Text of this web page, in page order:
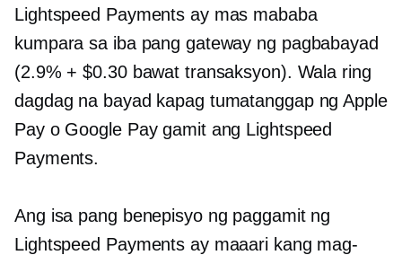
Lightspeed Payments ay mas mababa
kumpara sa iba pang gateway ng pagbabayad
(2.9% + $0.30 bawat transaksyon). Wala ring
dagdag na bayad kapag tumatanggap ng Apple
Pay o Google Pay gamit ang Lightspeed
Payments.
Ang isa pang benepisyo ng paggamit ng
Lightspeed Payments ay maaari kang mag-